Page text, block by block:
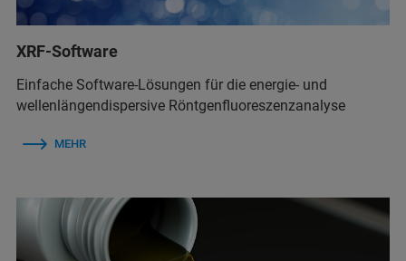
XRF-Software
Einfache Software-Lösungen für die energie- und
wellenlängendispersive Röntgenfluoreszenzanalyse
MEHR